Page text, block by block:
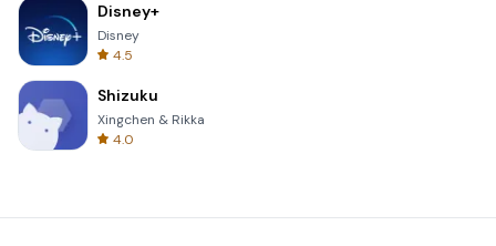
Disney+
Disney
4.5
Shizuku
Xingchen & Rikka
4.0